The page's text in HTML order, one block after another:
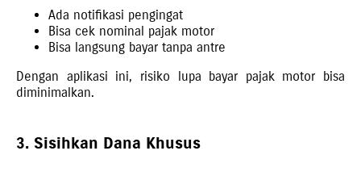
Ada notifikasi pengingat
Bisa cek nominal pajak motor
Bisa langsung bayar tanpa antre
Dengan aplikasi ini, risiko lupa bayar pajak motor bisa
diminimalkan.
3. Sisihkan Dana Khusus